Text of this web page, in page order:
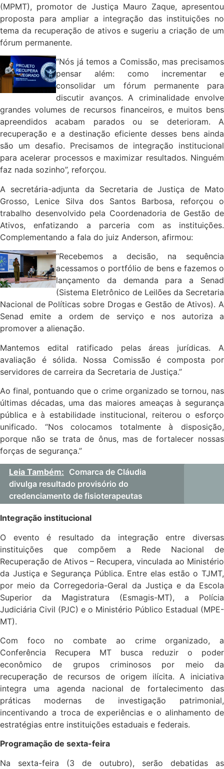
(MPMT), promotor de Justiça Mauro Zaque, apresentou
proposta para ampliar a integração das instituições no
tema da recuperação de ativos e sugeriu a criação de um
fórum permanente.
“Nós já temos a Comissão, mas precisamos
pensar além: como incrementar e
consolidar um fórum permanente para
discutir avanços. A criminalidade envolve
grandes volumes de recursos financeiros, e muitos bens
apreendidos acabam parados ou se deterioram. A
recuperação e a destinação eficiente desses bens ainda
são um desafio. Precisamos de integração institucional
para acelerar processos e maximizar resultados. Ninguém
faz nada sozinho”, reforçou.
A secretária-adjunta da Secretaria de Justiça de Mato
Grosso, Lenice Silva dos Santos Barbosa, reforçou o
trabalho desenvolvido pela Coordenadoria de Gestão de
Ativos, enfatizando a parceria com as instituições.
Complementando a fala do juiz Anderson, afirmou:
“Recebemos a decisão, na sequência
acessamos o portfólio de bens e fazemos o
lançamento da demanda para a Senad
(Sistema Eletrônico de Leilões da Secretaria
Nacional de Políticas sobre Drogas e Gestão de Ativos). A
Senad emite a ordem de serviço e nos autoriza a
promover a alienação.
Mantemos edital ratificado pelas áreas jurídicas. A
avaliação é sólida. Nossa Comissão é composta por
servidores de carreira da Secretaria de Justiça.”
Ao final, pontuando que o crime organizado se tornou, nas
últimas décadas, uma das maiores ameaças à segurança
pública e à estabilidade institucional, reiterou o esforço
unificado. “Nos colocamos totalmente à disposição,
porque não se trata de ônus, mas de fortalecer nossas
forças de segurança.”
Leia Também: Comarca de Cláudia
divulga resultado provisório do
credenciamento de fisioterapeutas
Integração institucional
O evento é resultado da integração entre diversas
instituições que compõem a Rede Nacional de
Recuperação de Ativos – Recupera, vinculada ao Ministério
da Justiça e Segurança Pública. Entre elas estão o TJMT,
por meio da Corregedoria-Geral da Justiça e da Escola
Superior da Magistratura (Esmagis-MT), a Polícia
Judiciária Civil (PJC) e o Ministério Público Estadual (MPE-
MT).
Com foco no combate ao crime organizado, a
Conferência Recupera MT busca reduzir o poder
econômico de grupos criminosos por meio da
recuperação de recursos de origem ilícita. A iniciativa
integra uma agenda nacional de fortalecimento das
práticas modernas de investigação patrimonial,
incentivando a troca de experiências e o alinhamento de
estratégias entre instituições estaduais e federais.
Programação de sexta-feira
Na sexta-feira (3 de outubro), serão debatidas as